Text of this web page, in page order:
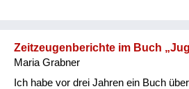
unter der russischen
Zeitzeugenberichte im Buch
Maria Grabner
Ich habe vor drei Jahren ein Buch